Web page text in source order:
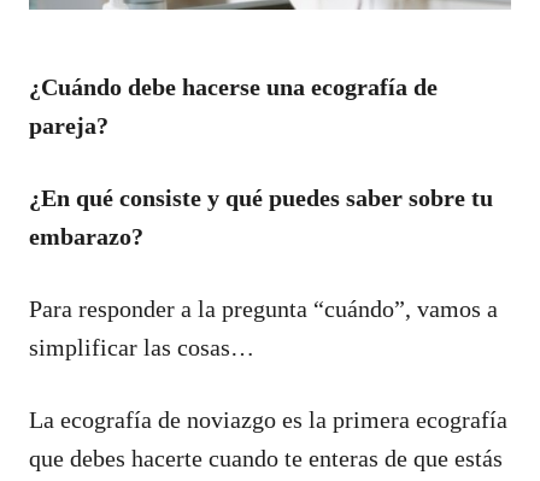
¿Cuándo debe hacerse una ecografía de
pareja?
¿En qué consiste y qué puedes saber sobre tu
embarazo?
Para responder a la pregunta “cuándo”, vamos a
simplificar las cosas…
La ecografía de noviazgo es la primera ecografía
que debes hacerte cuando te enteras de que estás